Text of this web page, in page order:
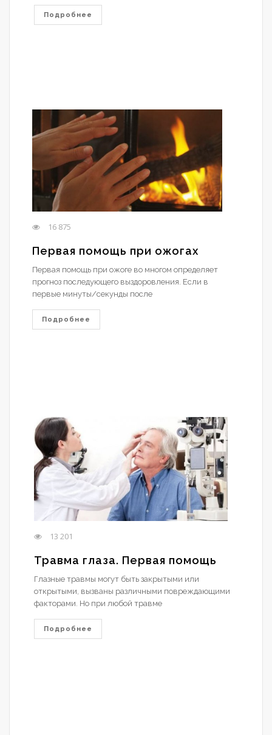
Подробнее
16 875
Первая помощь при ожогах
Первая помощь при ожоге во многом определяет
прогноз последующего выздоровления. Если в
первые минуты/секунды после
Подробнее
13 201
Травма глаза. Первая помощь
Глазные травмы могут быть закрытыми или
открытыми, вызваны различными повреждающими
факторами. Но при любой травме
Подробнее